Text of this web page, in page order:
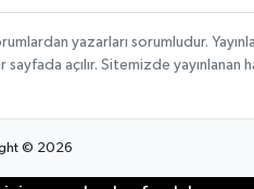
yazarları sorumludur.
açılır. Sitemizde
© 2026